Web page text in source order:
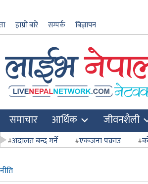
हाम्रो बारे सम्पर्क बिज्ञापन
समाचार आर्थिक जीवनशैली
अदालत बन्द गर्ने एकजना पक्राउ